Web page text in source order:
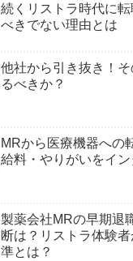
続くリストラ時代に転
べきでない理由とは
他社から引き抜き！
るべきか？
MRから医療機器への
給料・やりがいをイン
製薬会社MRの早期退
断は？リストラ体験
準とは？